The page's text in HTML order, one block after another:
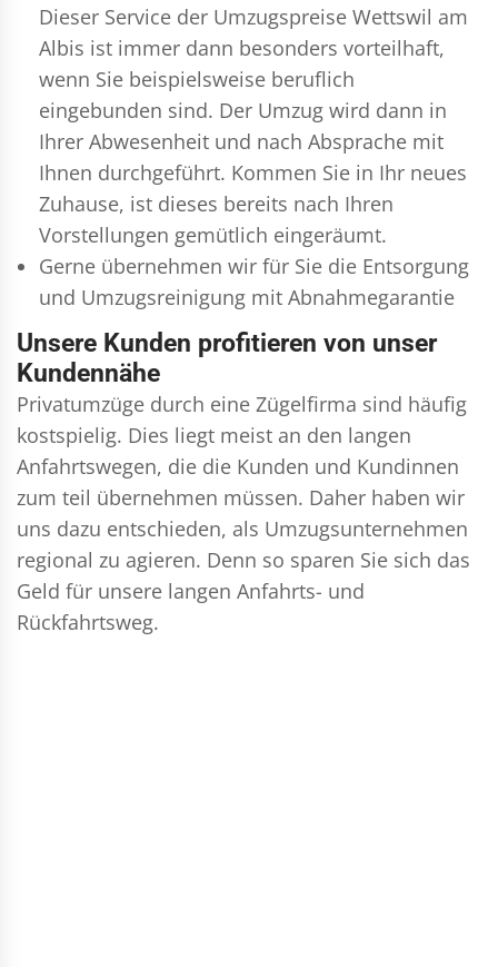
Dieser Service der Umzugspreise Wettswil am
Albis ist immer dann besonders vorteilhaft,
wenn Sie beispielsweise beruflich
eingebunden sind. Der Umzug wird dann in
Ihrer Abwesenheit und nach Absprache mit
Ihnen durchgeführt. Kommen Sie in Ihr neues
Zuhause, ist dieses bereits nach Ihren
Vorstellungen gemütlich eingeräumt.
Gerne übernehmen wir für Sie die Entsorgung
und Umzugsreinigung mit Abnahmegarantie
Unsere Kunden profitieren von unser
Kundennähe
Privatumzüge durch eine Zügelfirma sind häufig
kostspielig. Dies liegt meist an den langen
Anfahrtswegen, die die Kunden und Kundinnen
zum teil übernehmen müssen. Daher haben wir
uns dazu entschieden, als Umzugsunternehmen
regional zu agieren. Denn so sparen Sie sich das
Geld für unsere langen Anfahrts- und
Rückfahrtsweg.